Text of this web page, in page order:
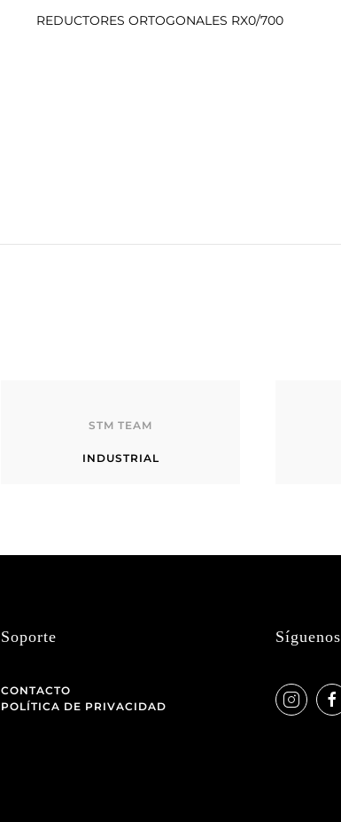
REDUCTORES ORTOGONALES RX0/700
STM TEAM
INDUSTRIAL
Soporte
CONTACTO
POLÍTICA DE PRIVACIDAD
Síguenos